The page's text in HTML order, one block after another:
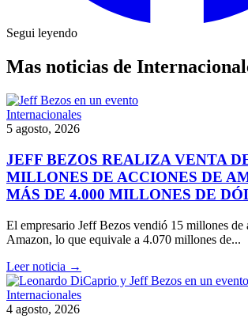
Segui leyendo
Mas noticias de
Internacionales
5 agosto, 2026
JEFF BEZOS REALIZA VENTA
MILLONES DE ACCIONES DE
MÁS DE 4.000 MILLONES DE
El empresario Jeff Bezos vendió 15 millones de
Amazon, lo que equivale a 4.070 millones de...
Leer noticia →
Internacionales
4 agosto, 2026